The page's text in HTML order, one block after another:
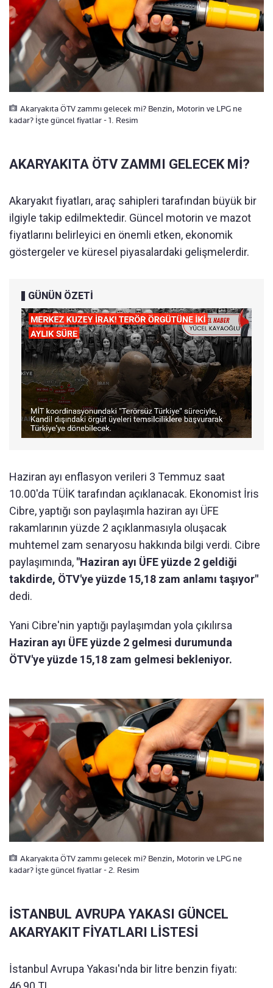
Akaryakıta ÖTV zammı gelecek mi? Benzin, Motorin ve LPG ne
kadar? İşte güncel fiyatlar - 1. Resim
AKARYAKITA ÖTV ZAMMI GELECEK Mİ?
Akaryakıt fiyatları, araç sahipleri tarafından büyük bir
ilgiyle takip edilmektedir. Güncel motorin ve mazot
fiyatlarını belirleyici en önemli etken, ekonomik
göstergeler ve küresel piyasalardaki gelişmelerdir.
GÜNÜN ÖZETİ
Haziran ayı enflasyon verileri 3 Temmuz saat
10.00'da TÜİK tarafından açıklanacak. Ekonomist İris
Cibre, yaptığı son paylaşımla haziran ayı ÜFE
rakamlarının yüzde 2 açıklanmasıyla oluşacak
muhtemel zam senaryosu hakkında bilgi verdi. Cibre
paylaşımında, "Haziran ayı ÜFE yüzde 2 geldiği
takdirde, ÖTV'ye yüzde 15,18 zam anlamı taşıyor"
dedi.
Yani Cibre'nin yaptığı paylaşımdan yola çıkılırsa
Haziran ayı ÜFE yüzde 2 gelmesi durumunda
ÖTV'ye yüzde 15,18 zam gelmesi bekleniyor.
Akaryakıta ÖTV zammı gelecek mi? Benzin, Motorin ve LPG ne
kadar? İşte güncel fiyatlar - 2. Resim
İSTANBUL AVRUPA YAKASI GÜNCEL
AKARYAKIT FİYATLARI LİSTESİ
İstanbul Avrupa Yakası'nda bir litre benzin fiyatı: